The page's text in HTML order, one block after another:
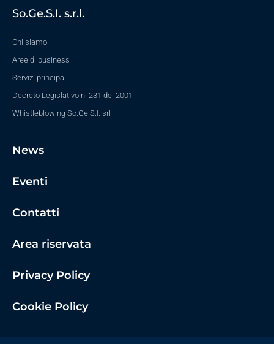
So.Ge.S.I. s.r.l.
Chi siamo
Aree di business
Servizi principali
Decreto Legislativo n. 231 del 2001
Whistleblowing So.Ge.S.I. srl
News
Eventi
Contatti
Area riservata
Privacy Policy
Cookie Policy